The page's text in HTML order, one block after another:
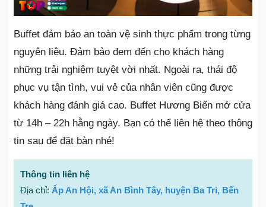
Buffet đảm bảo an toàn vệ sinh thực phẩm trong từng
nguyên liệu. Đảm bảo đem đến cho khách hàng
những trải nghiệm tuyệt vời nhất. Ngoài ra, thái độ
phục vụ tận tình, vui vẻ của nhân viên cũng được
khách hàng đánh giá cao. Buffet Hương Biển mở cửa
từ 14h – 22h hằng ngày. Bạn có thể liên hệ theo thông
tin sau để đặt bàn nhé!
Thông tin liên hệ
Địa chỉ: Ấp An Hội, xã An Bình Tây, huyện Ba Tri, Bến